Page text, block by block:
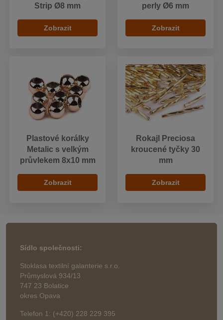
Strip Ø8 mm
Zobrazit
perly Ø6 mm
Zobrazit
Plastové korálky
Metalic s velkým
průvlekem 8x10 mm
Zobrazit
Rokajl Preciosa
kroucené tyčky 30
mm
Zobrazit
Sídlo společnosti:
Stoklasa textilní galanterie s.r.o.
Průmyslová 934/13
747 23 Bolatice
okres Opava
Telefon 1: (+420) 228 229 395